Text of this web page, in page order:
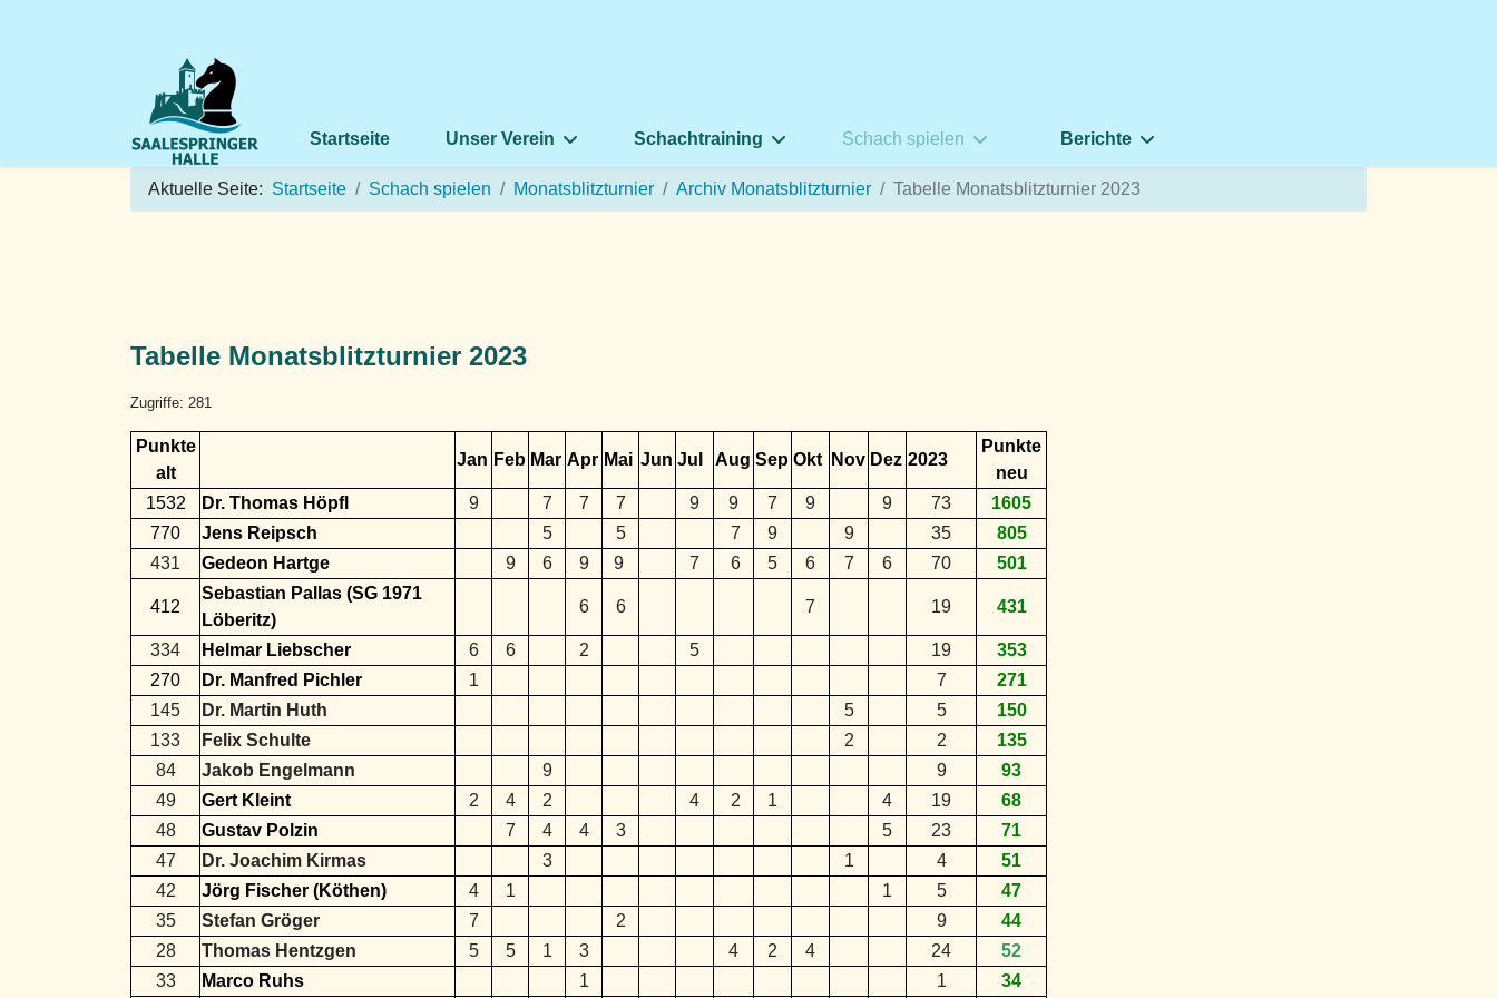
Startseite Unser Verein Schachtraining Schach spielen Berichte
Aktuelle Seite: Startseite Schach spielen Monatsblitzturnier Archiv Monatsblitzturnier Tabelle Monatsblitzturnier 2023
Tabelle Monatsblitzturnier 2023
Zugriffe: 281
Punkte
alt
Jan Feb Mar Apr Mai Jun Jul Aug Sep Okt Nov Dez 2023
Punkte
neu
1532
Dr. Thomas Höpfl 9 7 7 7 9 9 7 9 9 73
1605
770
Jens Reipsch 5 5 7 9 9 35
805
431
Gedeon Hartge 9 6 9 9 7 6 5 6 7 6 70 501
412
Sebastian Pallas (SG 1971
Löberitz)
6 6 7 19 431
334 Helmar Liebscher 6 6 2 5 19
353
270
Dr. Manfred Pichler 1 7
271
145
Dr. Martin Huth 5 5
150
133
Felix Schulte 2 2
135
84
Jakob Engelmann 9 9
93
49
Gert Kleint 2 4 2 4 2 1 4 19
68
48
Gustav Polzin 7 4 4 3 5 23
71
47
Dr. Joachim Kirmas 3 1 4
51
42
Jörg Fischer (Köthen) 4 1 1 5
47
35
Stefan Gröger 7 2 9
44
28
Thomas Hentzgen 5 5 1 3 4 2 4 24
52
33
Marco Ruhs 1 1
34